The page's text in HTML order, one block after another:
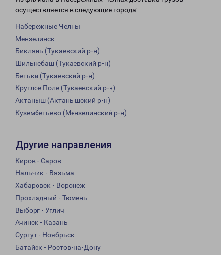
осуществляется в следующие города:
Набережные Челны
Мензелинск
Биклянь (Тукаевский р-н)
Шильнебаш (Тукаевский р-н)
Бетьки (Тукаевский р-н)
Круглое Поле (Тукаевский р-н)
Актаныш (Актанышский р-н)
Кузембетьево (Мензелинский р-н)
Другие направления
Киров - Саров
Нальчик - Вязьма
Хабаровск - Воронеж
Прохладный - Тюмень
Выборг - Углич
Ачинск - Казань
Сургут - Ноябрьск
Батайск - Ростов-на-Дону